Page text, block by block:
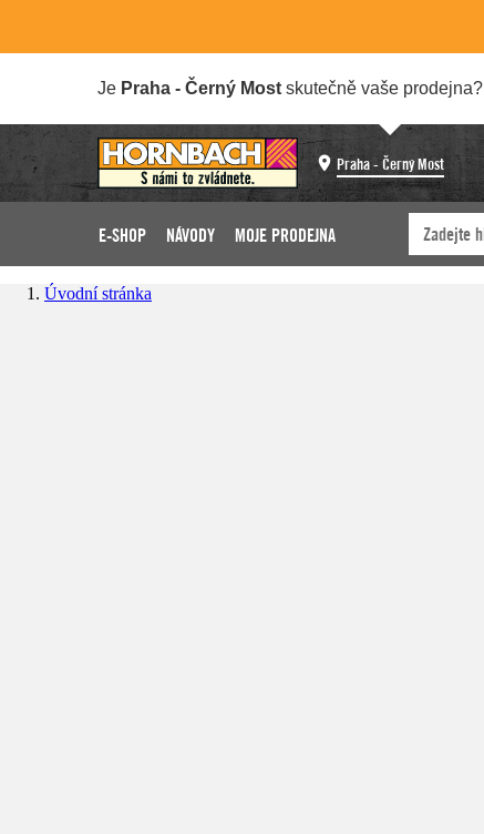
Je Praha - Černý Most skutečně vaše prodejna?
Praha - Černý Most
E-SHOP NÁVODY MOJE PRODEJNA
Úvodní stránka